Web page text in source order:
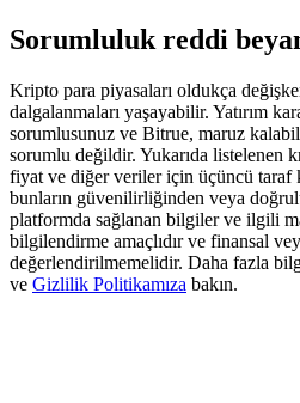
Deposit CASHCAT & Win
Share 500000 CASHCAT
Exclusive for BitMart Users
Register & Trade to Win
Sorumluluk reddi
Kripto para piyasaları oldukça
dalgalanmaları yaşayabilir. Yatırım
sorumlusunuz ve Bitrue, maruz
sorumlu değildir. Yukarıda listelenen
fiyat ve diğer veriler için üçüncü taraf
bunların güvenilirliğinden veya
platformda sağlanan bilgiler ve ilgili
bilgilendirme amaçlıdır ve finansal
değerlendirilmemelidir. Daha fazla
ve Gizlilik Politikamıza bakın.